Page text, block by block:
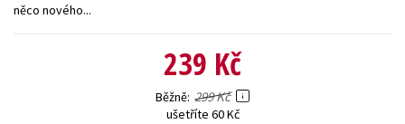
něco nového...
239 Kč
Běžně 299 Kč
ušetříte 60 Kč